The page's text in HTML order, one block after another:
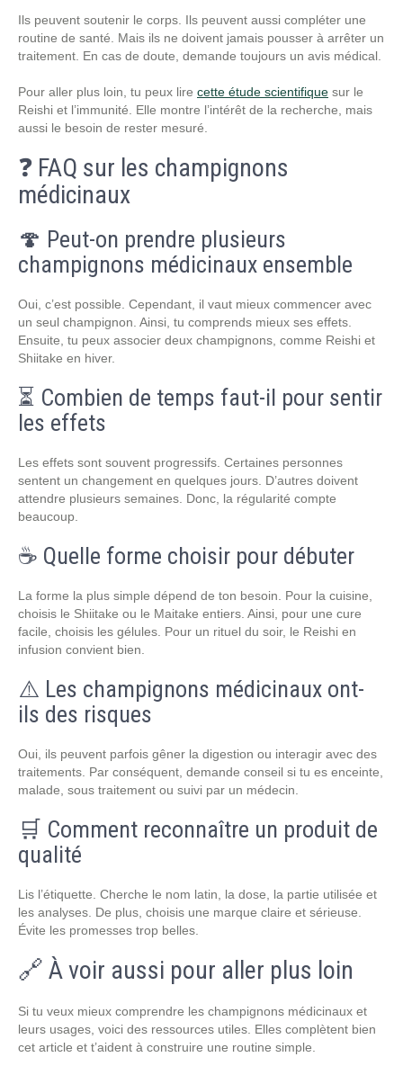
Ils peuvent soutenir le corps. Ils peuvent aussi compléter une
routine de santé. Mais ils ne doivent jamais pousser à arrêter un
traitement. En cas de doute, demande toujours un avis médical.
Pour aller plus loin, tu peux lire cette étude scientifique sur le
Reishi et l’immunité. Elle montre l’intérêt de la recherche, mais
aussi le besoin de rester mesuré.
❓ FAQ sur les champignons
médicinaux
🍄 Peut-on prendre plusieurs
champignons médicinaux ensemble
Oui, c’est possible. Cependant, il vaut mieux commencer avec
un seul champignon. Ainsi, tu comprends mieux ses effets.
Ensuite, tu peux associer deux champignons, comme Reishi et
Shiitake en hiver.
⏳ Combien de temps faut-il pour sentir
les effets
Les effets sont souvent progressifs. Certaines personnes
sentent un changement en quelques jours. D’autres doivent
attendre plusieurs semaines. Donc, la régularité compte
beaucoup.
☕ Quelle forme choisir pour débuter
La forme la plus simple dépend de ton besoin. Pour la cuisine,
choisis le Shiitake ou le Maitake entiers. Ainsi, pour une cure
facile, choisis les gélules. Pour un rituel du soir, le Reishi en
infusion convient bien.
⚠️ Les champignons médicinaux ont-
ils des risques
Oui, ils peuvent parfois gêner la digestion ou interagir avec des
traitements. Par conséquent, demande conseil si tu es enceinte,
malade, sous traitement ou suivi par un médecin.
🛒 Comment reconnaître un produit de
qualité
Lis l’étiquette. Cherche le nom latin, la dose, la partie utilisée et
les analyses. De plus, choisis une marque claire et sérieuse.
Évite les promesses trop belles.
🔗 À voir aussi pour aller plus loin
Si tu veux mieux comprendre les champignons médicinaux et
leurs usages, voici des ressources utiles. Elles complètent bien
cet article et t’aident à construire une routine simple.